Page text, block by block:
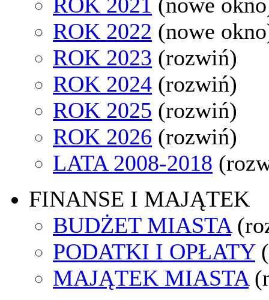
ROK 2022 (nowe
ROK 2023 (rozwiń)
ROK 2024 (rozwiń)
ROK 2025 (rozwiń)
ROK 2026 (rozwiń)
LATA 2008-2018
FINANSE I MAJĄTEK
BUDŻET MIASTA
PODATKI I OPŁATY
MAJĄTEK MIASTA